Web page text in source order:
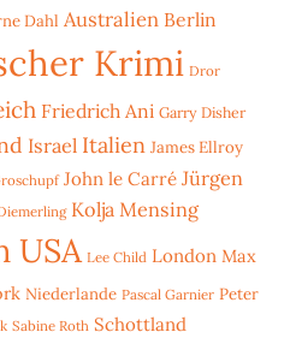
Dahl Australien Berlin
Krimi Dror
Friedrich Ani Garry Disher
Israel Italien James Ellroy
John le Carré Jürgen
Kolja Mensing
USA Lee Child London Max
Niederlande Pascal Garnier Peter
Sabine Roth Schottland